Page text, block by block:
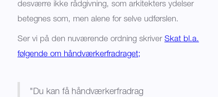
desværre ikke rådgivning, som arkitekters ydelser
betegnes som, men alene for selve udførslen.
Ser vi på den nuværende ordning skriver Skat bl.a.
følgende om håndværkerfradraget;
"Du kan få håndværkerfradrag